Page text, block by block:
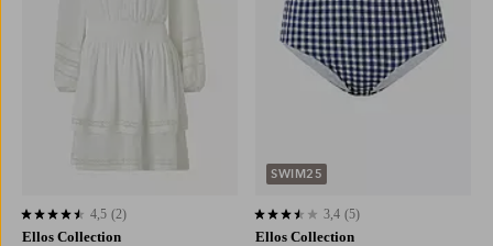
Ellos Collection
4,5 baserat på 2 st betyg
4,5 (2)
Ellos Collection
3,4 baserat på 5 st betyg
3,4 (5)
SWIM25